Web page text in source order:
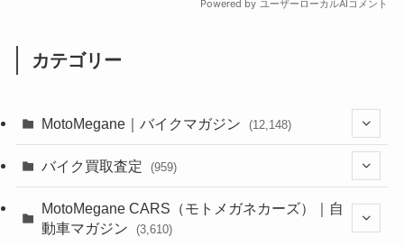
カテゴリー
MotoMegane｜バイクマガジン (12,148)
(44)
バイク買取査定 (959)
(352)
MotoMegane CARS（モトメガネカーズ）｜自
動車マガジン
(3,610)